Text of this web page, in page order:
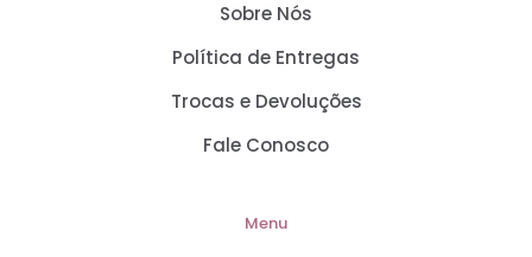
Sobre Nós
Política de Entregas
Trocas e Devoluções
Fale Conosco
Menu